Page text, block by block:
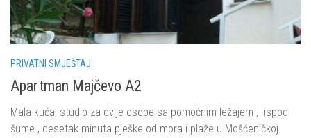
PRIVATNI SMJEŠTAJ
Apartman Majčevo A2
Mala kuća, studio za dvije osobe sa pomoćnim ležajem , ispod
šume , desetak minuta pješke od mora i plaže u Mošćeničkoj